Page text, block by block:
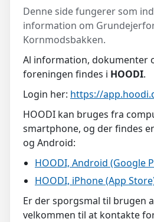
Denne side fungerer som
information om
Kornmodsbakken.
Al information, dokumenter
foreningen findes i HOODI.
Login her: https://
HOODI kan bruges fra
smartphone, og der findes
og Android:
HOODI, Android (Google
HOODI, iPhone (App
Er der sporgsmal til brugen
velkommen til at kontakte